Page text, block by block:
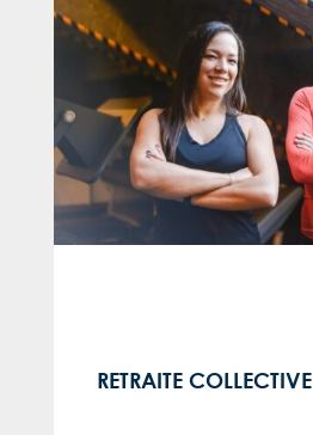
RETRAITE COLLECTIVE